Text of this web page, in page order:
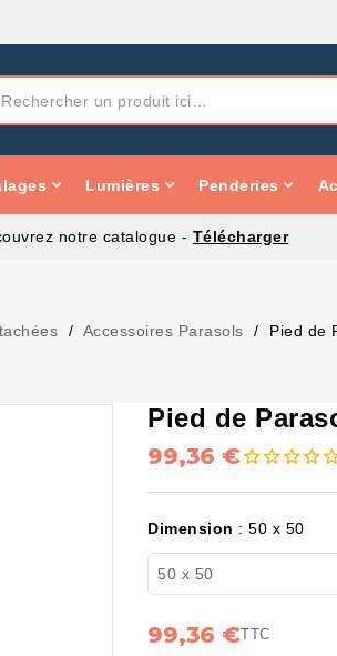
Lumières Penderies
notre catalogue - Télécharger
Accessoires Parasols Pied de
Pied de
99,36 €
Dimension : 50 x 50
99,36 €TTC